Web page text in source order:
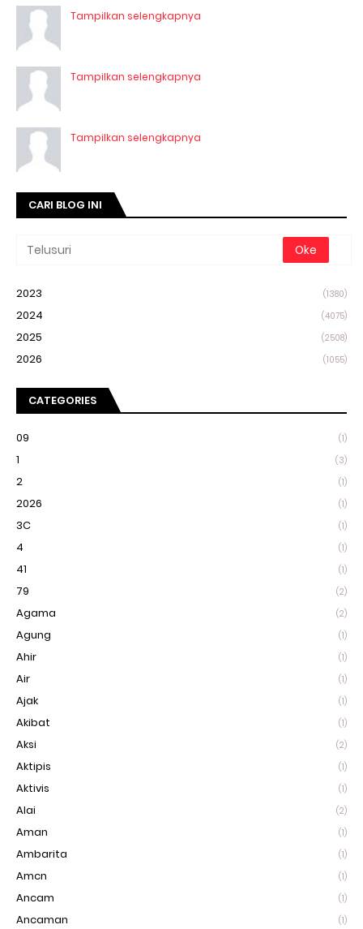
Tampilkan selengkapnya
Tampilkan selengkapnya
Tampilkan selengkapnya
CARI BLOG INI
2023 (1380)
2024 (4075)
2025 (2508)
2026 (1055)
CATEGORIES
09 (1)
1 (3)
2 (1)
2026 (1)
3C (1)
4 (1)
41 (1)
79 (2)
Agama (2)
Agung (1)
Ahir (1)
Air (1)
Ajak (1)
Akibat (1)
Aksi (2)
Aktipis (1)
Aktivis (1)
Alai (2)
Aman (1)
Ambarita (1)
Amcn (1)
Ancam (1)
Ancaman (1)